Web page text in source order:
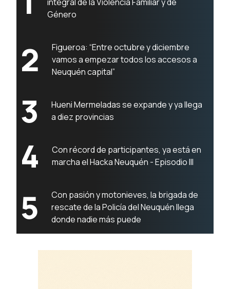
Género
2
Figueroa: “Entre octubre y diciembre
vamos a empezar todos los accesos a
Neuquén capital”
3
Hueni Mermeladas se expande y ya llega
a diez provincias
4
Con récord de participantes, ya está en
marcha el Hacka Neuquén - Episodio III
5
Con pasión y motonieves, la brigada de
rescate de la Policía del Neuquén llega
donde nadie más puede